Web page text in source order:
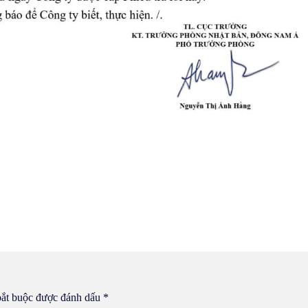
buộc được đánh dấu *